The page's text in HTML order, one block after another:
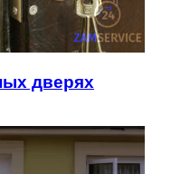
дверях